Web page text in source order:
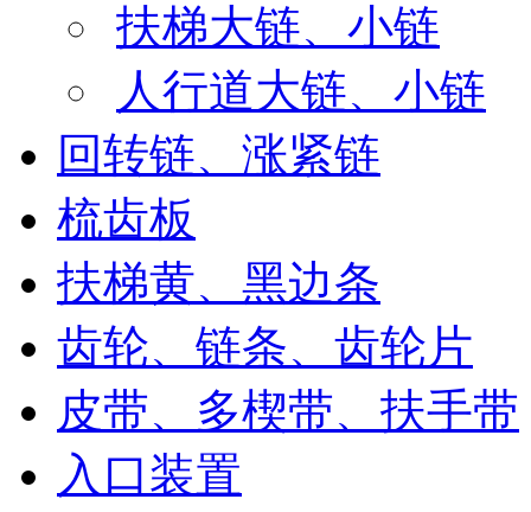
扶梯大链、小链
人行道大链、小链
回转链、涨紧链
梳齿板
扶梯黄、黑边条
齿轮、链条、齿轮片
皮带、多楔带、扶手带
入口装置